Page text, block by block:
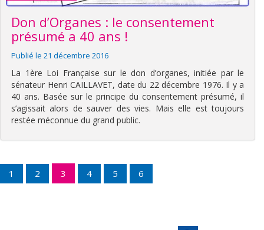
Don d’Organes : le consentement
présumé a 40 ans !
Publié le 21 décembre 2016
La 1ère Loi Française sur le don d’organes, initiée par le
sénateur Henri CAILLAVET, date du 22 décembre 1976. Il y a
40 ans. Basée sur le principe du consentement présumé, il
s’agissait alors de sauver des vies. Mais elle est toujours
restée méconnue du grand public.
1 2 3 4 5 6